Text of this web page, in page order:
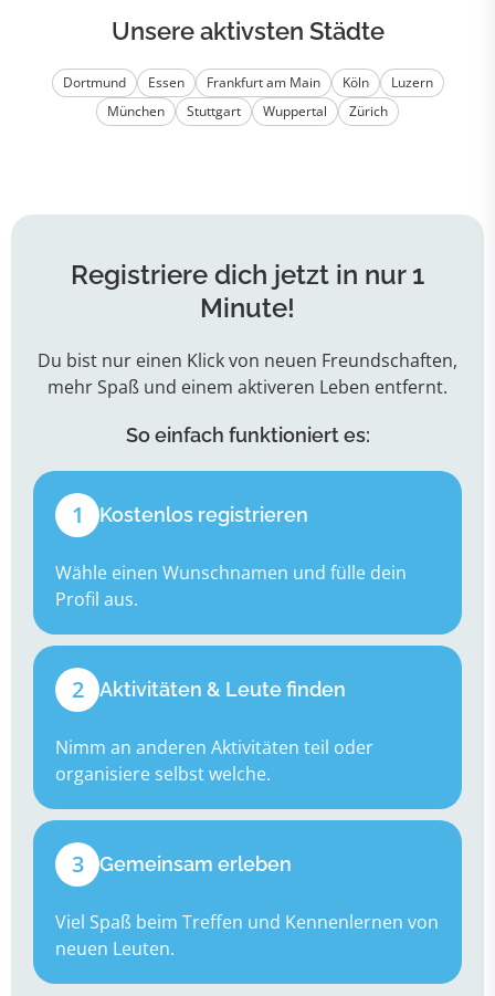
Unsere aktivsten Städte
Dortmund Essen Frankfurt am Main Köln
Luzern
München
Stuttgart Wuppertal Zürich
Registriere dich jetzt in nur 1
Minute!
Du bist nur einen Klick von neuen Freundschaften,
mehr Spaß und einem aktiveren Leben entfernt.
So einfach funktioniert es:
1 Kostenlos registrieren
Wähle einen Wunschnamen und fülle dein
Profil aus.
2 Aktivitäten & Leute finden
Nimm an anderen Aktivitäten teil oder
organisiere selbst welche.
3 Gemeinsam erleben
Viel Spaß beim Treffen und Kennenlernen von
neuen Leuten.